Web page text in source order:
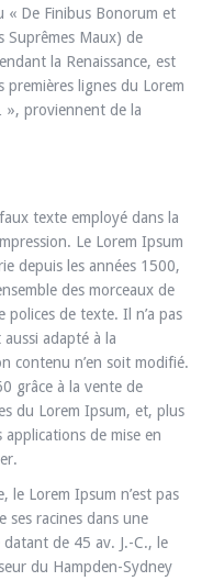
De Finibus Bonorum et
Suprêmes Maux) de
la Renaissance, est
premières lignes du Lorem
proviennent de la
texte employé dans la
Le Lorem Ipsum
depuis les années 1500,
des morceaux de
de texte. Il n’a pas
aussi adapté à la
contenu n’en soit modifié.
grâce à la vente de
du Lorem Ipsum, et, plus
de mise en
le Lorem Ipsum n’est pas
ses racines dans une
de 45 av. J.-C., le
du Hampden-Sydney